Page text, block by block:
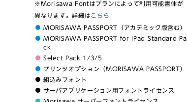
※Morisawa Fontはプランによって利用可能書体が
異なります。詳細はこちら
MORISAWA PASSPORT（アカデミック版含む）
MORISAWA PASSPORT for iPad Standard Pa
ck
Select Pack 1/3/5
プリンタオプション（MORISAWA PASSPORT）
組込みフォント
サーバアプリケーション用フォントライセンス